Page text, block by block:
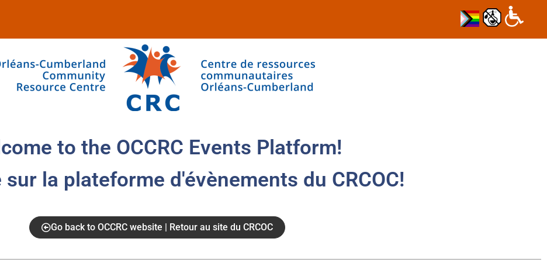
to the OCCRC Events Platform!
sur la plateforme d'évènements du CRCOC!
Go back to OCCRC website | Retour au site du CRCOC